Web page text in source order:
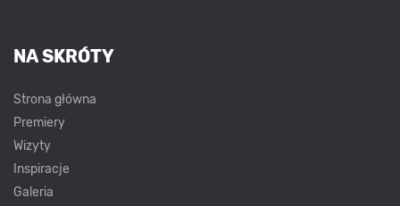
NA SKRÓTY
Strona główna
Premiery
Wizyty
Inspiracje
Galeria